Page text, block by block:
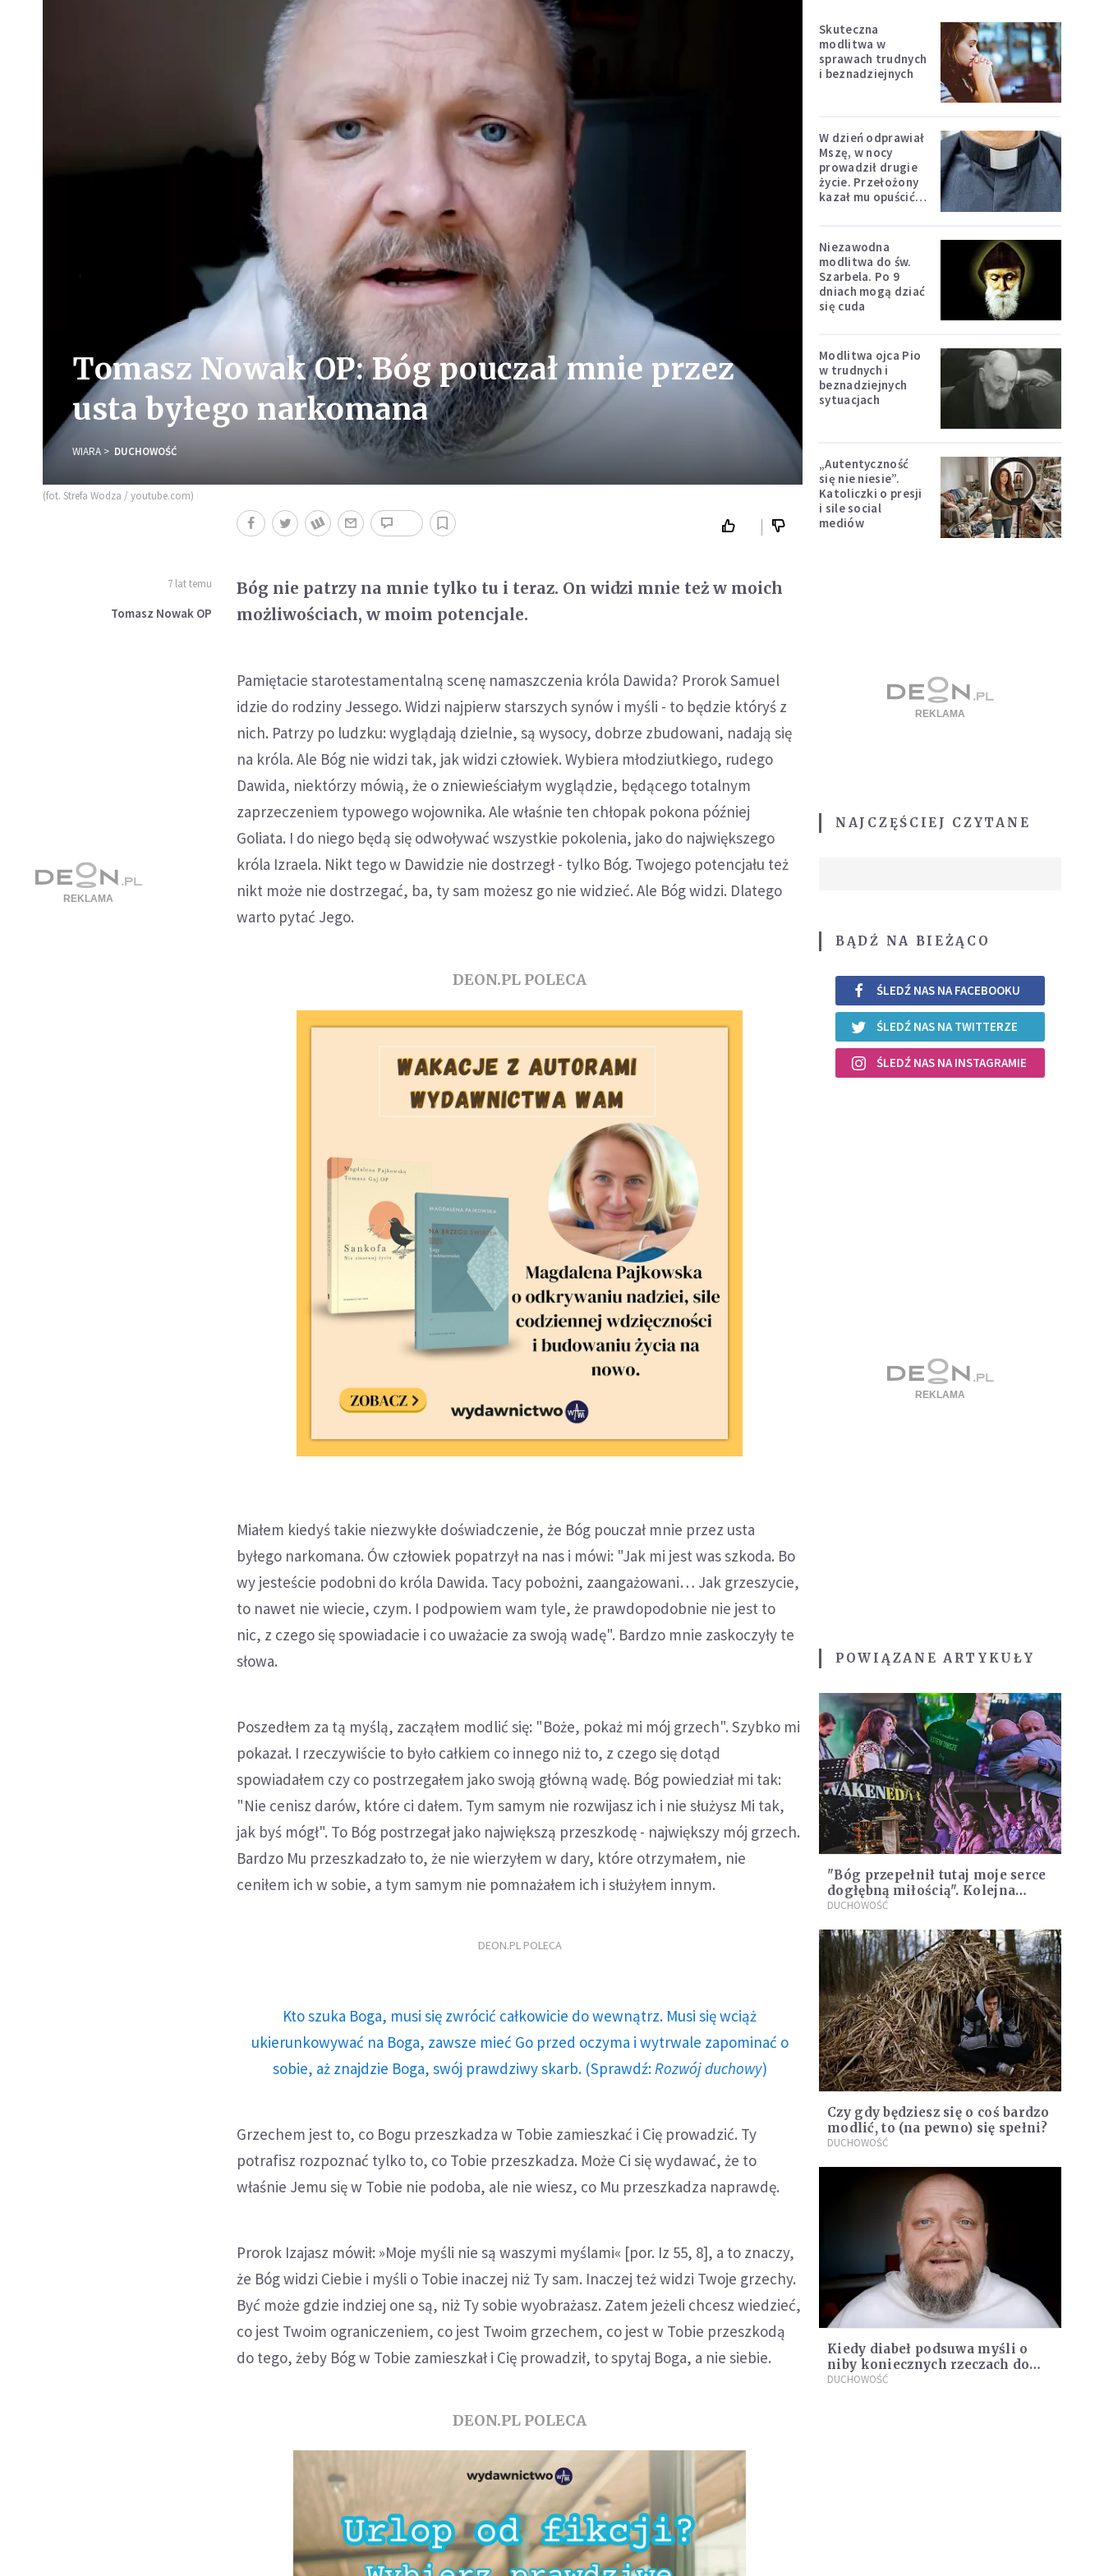
Tomasz Nowak OP: Bóg pouczał mnie przez
usta byłego narkomana
WIARA DUCHOWOŚĆ
(fot. Strefa Wodza / youtube.com)
7 lat temu
Tomasz Nowak OP
Bóg nie patrzy na mnie tylko tu i teraz. On widzi mnie też w moich
możliwościach, w moim potencjale.
Pamiętacie starotestamentalną scenę namaszczenia króla Dawida? Prorok Samuel
idzie do rodziny Jessego. Widzi najpierw starszych synów i myśli - to będzie któryś z
nich. Patrzy po ludzku: wyglądają dzielnie, są wysocy, dobrze zbudowani, nadają się
na króla. Ale Bóg nie widzi tak, jak widzi człowiek. Wybiera młodziutkiego, rudego
Dawida, niektórzy mówią, że o zniewieściałym wyglądzie, będącego totalnym
zaprzeczeniem typowego wojownika. Ale właśnie ten chłopak pokona później
Goliata. I do niego będą się odwoływać wszystkie pokolenia, jako do największego
króla Izraela. Nikt tego w Dawidzie nie dostrzegł - tylko Bóg. Twojego potencjału też
nikt może nie dostrzegać, ba, ty sam możesz go nie widzieć. Ale Bóg widzi. Dlatego
warto pytać Jego.
DEON.PL POLECA
Miałem kiedyś takie niezwykłe doświadczenie, że Bóg pouczał mnie przez usta
byłego narkomana. Ów człowiek popatrzył na nas i mówi: "Jak mi jest was szkoda. Bo
wy jesteście podobni do króla Dawida. Tacy pobożni, zaangażowani… Jak grzeszycie,
to nawet nie wiecie, czym. I podpowiem wam tyle, że prawdopodobnie nie jest to
nic, z czego się spowiadacie i co uważacie za swoją wadę". Bardzo mnie zaskoczyły te
słowa.
Poszedłem za tą myślą, zacząłem modlić się: "Boże, pokaż mi mój grzech". Szybko mi
pokazał. I rzeczywiście to było całkiem co innego niż to, z czego się dotąd
spowiadałem czy co postrzegałem jako swoją główną wadę. Bóg powiedział mi tak:
"Nie cenisz darów, które ci dałem. Tym samym nie rozwijasz ich i nie służysz Mi tak,
jak byś mógł". To Bóg postrzegał jako największą przeszkodę - największy mój grzech.
Bardzo Mu przeszkadzało to, że nie wierzyłem w dary, które otrzymałem, nie
ceniłem ich w sobie, a tym samym nie pomnażałem ich i służyłem innym.
DEON.PL POLECA
Kto szuka Boga, musi się zwrócić całkowicie do wewnątrz. Musi się wciąż
ukierunkowywać na Boga, zawsze mieć Go przed oczyma i wytrwale zapominać o
sobie, aż znajdzie Boga, swój prawdziwy skarb. (Sprawdź: Rozwój duchowy)
Grzechem jest to, co Bogu przeszkadza w Tobie zamieszkać i Cię prowadzić. Ty
potrafisz rozpoznać tylko to, co Tobie przeszkadza. Może Ci się wydawać, że to
właśnie Jemu się w Tobie nie podoba, ale nie wiesz, co Mu przeszkadza naprawdę.
Prorok Izajasz mówił: »Moje myśli nie są waszymi myślami« [por. Iz 55, 8], a to znaczy,
że Bóg widzi Ciebie i myśli o Tobie inaczej niż Ty sam. Inaczej też widzi Twoje grzechy.
Być może gdzie indziej one są, niż Ty sobie wyobrażasz. Zatem jeżeli chcesz wiedzieć,
co jest Twoim ograniczeniem, co jest Twoim grzechem, co jest w Tobie przeszkodą
do tego, żeby Bóg w Tobie zamieszkał i Cię prowadził, to spytaj Boga, a nie siebie.
DEON.PL POLECA
Skuteczna
modlitwa w
sprawach trudnych
i beznadziejnych
W dzień odprawiał
Mszę, w nocy
prowadził drugie
życie. Przełożony
kazał mu opuścić
Niezawodna
modlitwa do św.
Szarbela. Po 9
dniach mogą dziać
się cuda
Modlitwa ojca Pio
w trudnych i
beznadziejnych
sytuacjach
„Autentyczność
się nie niesie”.
Katoliczki o presji
i sile social
mediów
NAJCZĘŚCIEJ CZYTANE
BĄDŹ NA BIEŻĄCO
ŚLEDŹ NAS NA FACEBOOKU
ŚLEDŹ NAS NA TWITTERZE
ŚLEDŹ NAS NA INSTAGRAMIE
POWIĄZANE ARTYKUŁY
"Bóg przepełnił tutaj moje serce
dogłębną miłością". Kolejna
Strefa Zero już w ten weekend
DUCHOWOŚĆ
Czy gdy będziesz się o coś bardzo
modlić, to (na pewno) się spełni?
DUCHOWOŚĆ
Kiedy diabeł podsuwa myśli o
niby koniecznych rzeczach do
zrobienia?
DUCHOWOŚĆ